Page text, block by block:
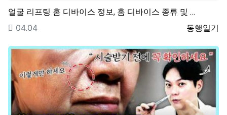
얼굴 리프팅 홈 디바이스 정보, 홈 디바이스 종류 및 …
등록자
동행일기
등록일
04.04